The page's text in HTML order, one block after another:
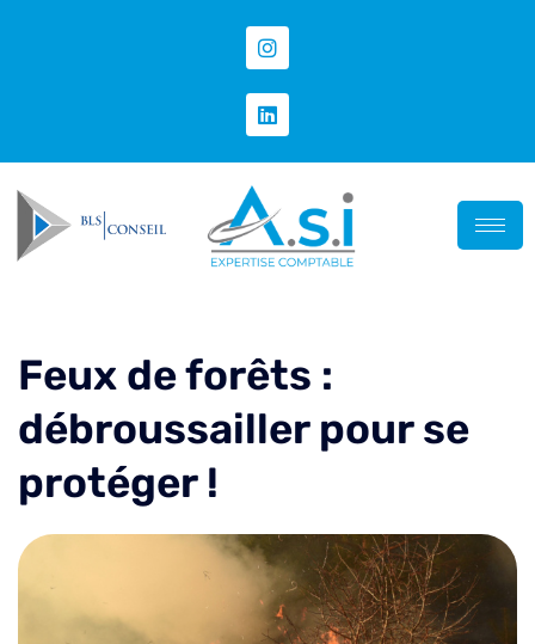
Feux de forêts :
débroussailler pour se
protéger !